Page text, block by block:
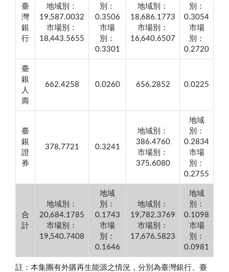
臺
灣
銀
行
地域別：
19,587.0032
市場別：
18,443.5655
別：
0.3506
市場
別：
0.3301
地域別：
18,686.1773
市場別：
16,640.6507
別：
0.3054
市場
別：
0.2720
臺
銀
人
壽
662.4258 0.0260 656.2852 0.0225
臺
銀
證
券
378.7721 0.3241
地域別：
386.4760
市場別：
375.6080
地域
別：
0.2834
市場
別：
0.2755
合
計
地域別：
20,684.1785
市場別：
19,540.7408
地域
別：
0.1743
市場
別：
0.1646
地域別：
19,782.3769
市場別：
17,676.5823
地域
別：
0.1098
市場
別：
0.0981
註：本集團有外購再生能源之情況，分別為臺灣銀行、臺